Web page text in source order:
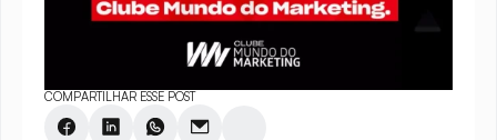
COMPARTILHAR ESSE POST